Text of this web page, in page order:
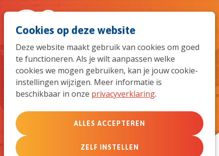
Cookies op deze website
Deze website maakt gebruik van cookies om goed
te functioneren. Als je wilt aanpassen welke
cookies we mogen gebruiken, kan je jouw cookie-
instellingen wijzigen. Meer informatie is
beschikbaar in onze privacyverklaring.
ALLES ACCEPTEREN
ZELF INSTELLEN
naar
de
TCK weekend voor tieners: Re-
United